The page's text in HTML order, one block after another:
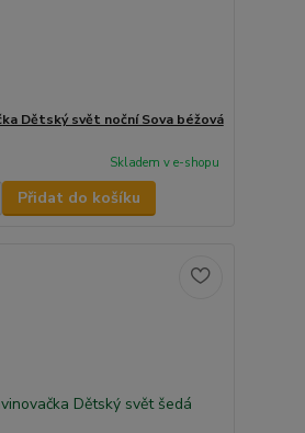
Dětský svět noční Sova béžová
Skladem v e-shopu
Přidat do košíku